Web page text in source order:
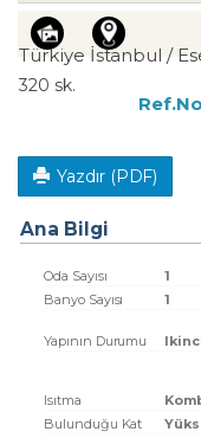
Türkiye İstanbul /
320 sk.
Yazdır (PDF)
Ana Bilgi
Oda Sayısı 1
Banyo Sayısı
1
Yapının Durumu
Isıtma
Bulunduğu Kat